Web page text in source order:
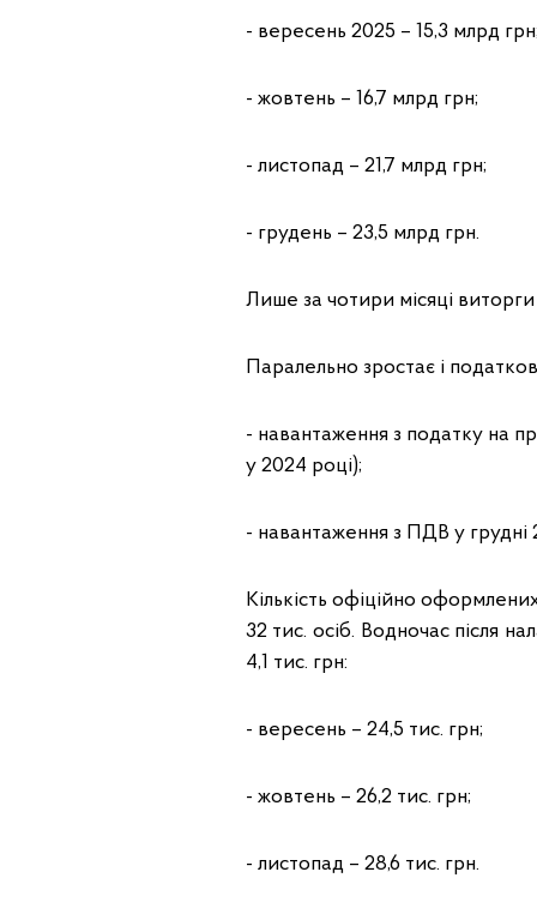
- вересень 2025 – 15,3 млрд
- жовтень – 16,7 млрд грн;
- листопад – 21,7 млрд грн;
- грудень – 23,5 млрд грн.
Лише за чотири місяці
Паралельно зростає і
- навантаження з податку на
у 2024 році);
- навантаження з ПДВ у грудні
Кількість офіційно
32 тис. осіб. Водночас після
4,1 тис. грн:
- вересень – 24,5 тис. грн;
- жовтень – 26,2 тис. грн;
- листопад – 28,6 тис. грн.